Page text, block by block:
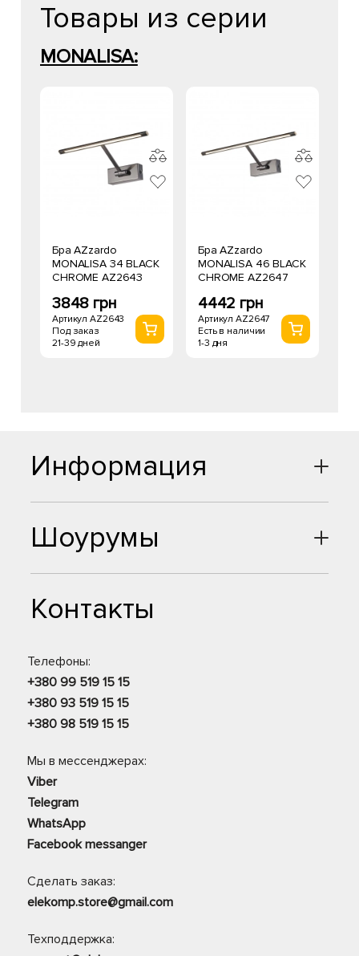
Товары из серии
MONALISA:
Бра AZzardo
MONALISA 34 BLACK
CHROME AZ2643
3848 грн
Артикул AZ2643
Под заказ
21-39 дней
Бра AZzardo
MONALISA 46 BLACK
CHROME AZ2647
4442 грн
Артикул AZ2647
Есть в наличии
1-3 дня
Шоурумы
Контакты
Телефоны:
+380 99 519 15 15
+380 93 519 15 15
+380 98 519 15 15
Мы в мессенджерах:
Viber
Telegram
WhatsApp
Facebook messanger
Сделать заказ:
elekomp.store@gmail.com
Техподдержка:
Информация